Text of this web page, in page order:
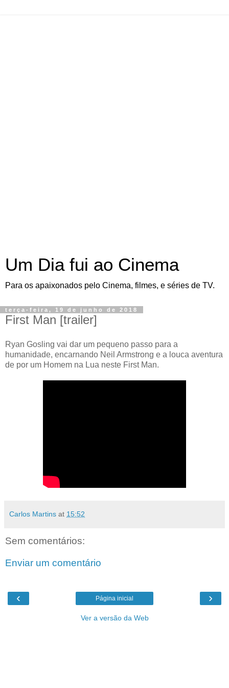
Um Dia fui ao Cinema
Para os apaixonados pelo Cinema, filmes, e séries de TV.
terça-feira, 19 de junho de 2018
First Man [trailer]
Ryan Gosling vai dar um pequeno passo para a
humanidade, encarnando Neil Armstrong e a louca aventura
de por um Homem na Lua neste First Man.
Carlos Martins at 15:52
Sem comentários:
Enviar um comentário
‹ ›
Página inicial
Ver a versão da Web